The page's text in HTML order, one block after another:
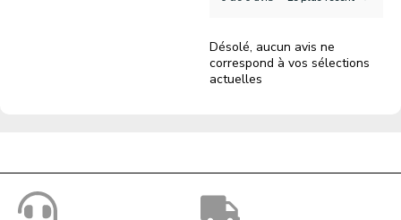
Désolé, aucun avis ne
correspond à vos sélections
actuelles